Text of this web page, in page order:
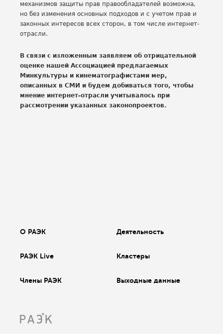
механизмов защиты прав правообладателей возможна,
но без изменения основных подходов и с учетом прав и
законных интересов всех сторон, в том числе интернет-
отрасли.
В связи с изложенным заявляем об отрицательной
оценке нашей Ассоциацией предлагаемых
Минкультуры и кинематографистами мер,
описанных в СМИ и будем добиваться того, чтобы
мнение интернет-отрасли учитывалось при
рассмотрении указанных законопроектов.
О РАЭК Деятельность
РАЭК Live Кластеры
Члены РАЭК Выходные данные